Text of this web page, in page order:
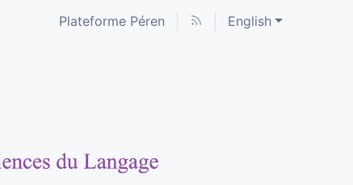
Plateforme Péren English